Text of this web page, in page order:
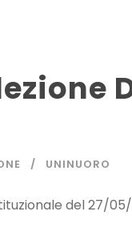
UNINUORO
del 27/